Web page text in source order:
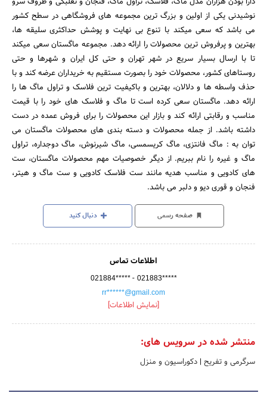
نوشیدنی یکی از اولین و بزرگ ترین مجموعه های فروشگاهی در سطح کشور
می باشد که سعی میکند با تنوع بی نهایت و پوشش حداکثری سلیقه ها،
بهترین و پرفروش ترین محصولات را ارائه دهد. مجموعه ماگستان سعی میکند
تا با ارسال بسیار سریع در شهر تهران و حتی کل ایران و شهرها و حتی
روستاهای کشور، محصولات خود را بصورت مستقیم به خریداران عرضه کند و با
حذف واسطه ها و دلالان، بهترین و باکیفیت ترین فلاسک و تراول ماگ ها را
ارائه دهد. ماگستان سعی کرده است تا ماگ و فلاسک های خود را با قیمت
مناسب و رقابتی ارائه کند و بازار این محصولات را برای فروش عمده در دست
داشته باشد. از جمله محصولات و دسته بندی های محصولات ماگستان می
توان به : ماگ فانتزی، ماگ کریسمسی، ماگ شیرنوش، ماگ دوجداره، تراول
ماگ و غیره را نام ببریم. از دیگر خصوصیات مهم محصولات ماگستان، ست
های کادویی و مناسب هدیه مانند ست فلاسک کادویی و ست ماگ و هیتر،
فنجان و قوری دیو و دلبر می باشد.
صفحه رسمی دنبال کنید
اطلاعات تماس
021884***** - 021883*****
rr******@gmail.com
[نمایش اطلاعات]
منتشر شده در سرویس های:
سرگرمی و تفریح | دکوراسیون و منزل